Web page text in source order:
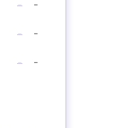
-
-
-
-
- -